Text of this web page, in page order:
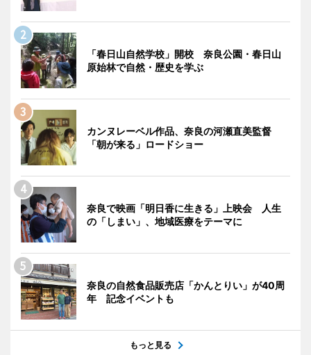
「春日山自然学校」開校 奈良公園・春日山
原始林で自然・歴史を学ぶ
カンヌレーベル作品、奈良の河瀬直美監督
「朝が来る」ロードショー
奈良で映画「明日香に生きる」上映会 人生
の「しまい」、地域医療をテーマに
奈良の自然食品販売店「かんとりい」が40周
年 記念イベントも
もっと見る